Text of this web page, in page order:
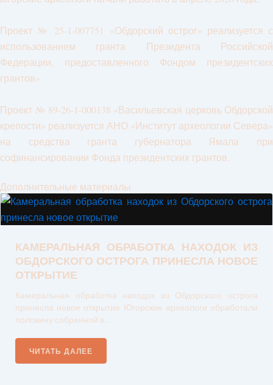
Проект № 25-1-007751 «Обдорский острог» реализуется с
использованием гранта Президента Российской
Федерации, предоставленного Фондом президентских
грантов»
Проект № 89-26-1-000138 «Васильевская церковь Обдорской
крепости» реализуется АНО «Институт археологии Севера»
на средства гранта губернатора Ямала при
софинансировании Фонда президентских грантов.
Дополнительные материалы
КАМЕРАЛЬНАЯ ОБРАБОТКА НАХОДОК ИЗ
ОБДОРСКОГО ОСТРОГА ПРИНЕСЛА НОВОЕ
ОТКРЫТИЕ
Камеральная обработка находок из Обдорского острога
принесла новое открытие Югорские археологи обработали
половину собранной в...
ЧИТАТЬ ДАЛЕЕ